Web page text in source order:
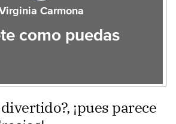
Carmona
como puedas
¡pues parece